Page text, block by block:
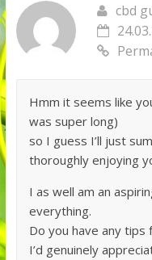
cbd
Hmm it seems like
was super long)
so I guess I’ll just
thoroughly enjoying
I as well am an
everything.
Do you have any
I’d genuinely